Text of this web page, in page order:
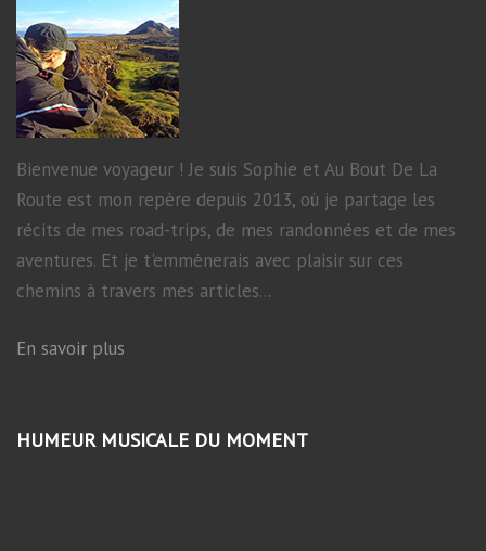
Bienvenue voyageur ! Je suis Sophie et Au Bout De La
Route est mon repère depuis 2013, où je partage les
récits de mes road-trips, de mes randonnées et de mes
aventures. Et je t'emmènerais avec plaisir sur ces
chemins à travers mes articles...
En savoir plus
HUMEUR MUSICALE DU MOMENT